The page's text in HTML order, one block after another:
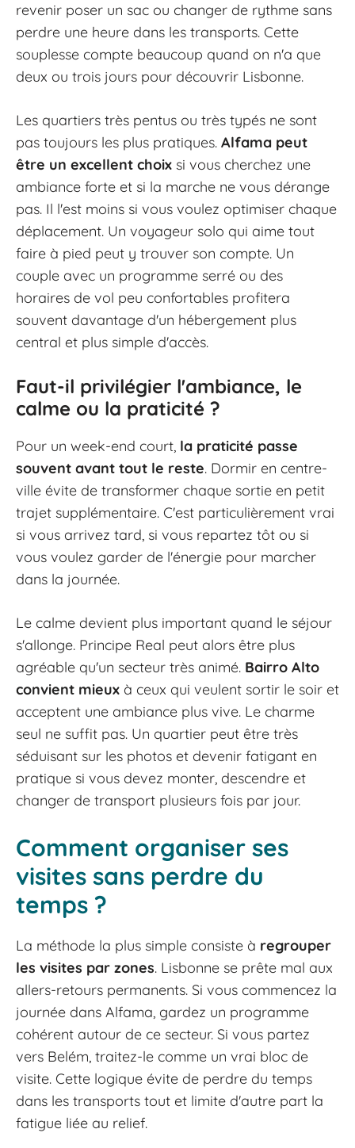
revenir poser un sac ou changer de rythme sans
perdre une heure dans les transports. Cette
souplesse compte beaucoup quand on n'a que
deux ou trois jours pour découvrir Lisbonne.
Les quartiers très pentus ou très typés ne sont
pas toujours les plus pratiques. Alfama peut
être un excellent choix si vous cherchez une
ambiance forte et si la marche ne vous dérange
pas. Il l'est moins si vous voulez optimiser chaque
déplacement. Un voyageur solo qui aime tout
faire à pied peut y trouver son compte. Un
couple avec un programme serré ou des
horaires de vol peu confortables profitera
souvent davantage d'un hébergement plus
central et plus simple d'accès.
Faut-il privilégier l'ambiance, le
calme ou la praticité ?
Pour un week-end court, la praticité passe
souvent avant tout le reste. Dormir en centre-
ville évite de transformer chaque sortie en petit
trajet supplémentaire. C'est particulièrement vrai
si vous arrivez tard, si vous repartez tôt ou si
vous voulez garder de l'énergie pour marcher
dans la journée.
Le calme devient plus important quand le séjour
s'allonge. Principe Real peut alors être plus
agréable qu'un secteur très animé. Bairro Alto
convient mieux à ceux qui veulent sortir le soir et
acceptent une ambiance plus vive. Le charme
seul ne suffit pas. Un quartier peut être très
séduisant sur les photos et devenir fatigant en
pratique si vous devez monter, descendre et
changer de transport plusieurs fois par jour.
Comment organiser ses
visites sans perdre du
temps ?
La méthode la plus simple consiste à regrouper
les visites par zones. Lisbonne se prête mal aux
allers-retours permanents. Si vous commencez la
journée dans Alfama, gardez un programme
cohérent autour de ce secteur. Si vous partez
vers Belém, traitez-le comme un vrai bloc de
visite. Cette logique évite de perdre du temps
dans les transports tout et limite d'autre part la
fatigue liée au relief.